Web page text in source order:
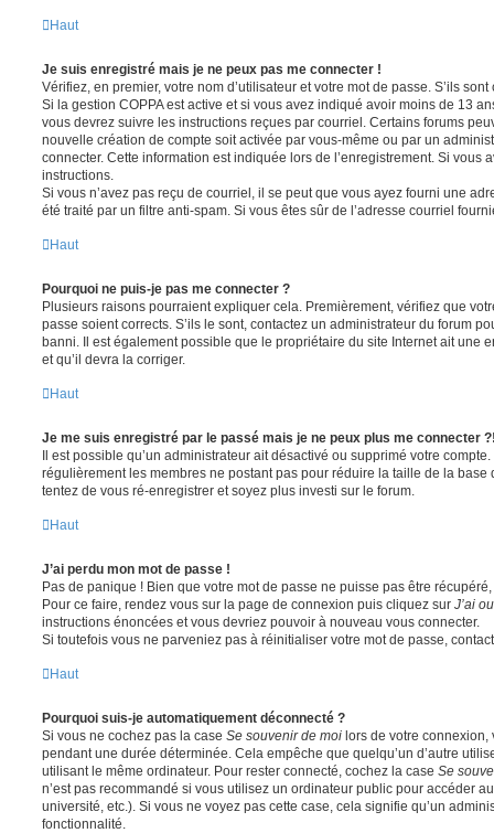
Haut
Je suis enregistré mais je ne peux pas me connecter !
Vérifiez, en premier, votre nom d’utilisateur et votre mot de passe. S’ils
Si la gestion COPPA est active et si vous avez indiqué avoir moins de 13
vous devrez suivre les instructions reçues par courriel. Certains forums
nouvelle création de compte soit activée par vous-même ou par un
connecter. Cette information est indiquée lors de l’enregistrement. Si vous
instructions.
Si vous n’avez pas reçu de courriel, il se peut que vous ayez fourni une
été traité par un filtre anti-spam. Si vous êtes sûr de l’adresse courriel
Haut
Pourquoi ne puis-je pas me connecter ?
Plusieurs raisons pourraient expliquer cela. Premièrement, vérifiez que
passe soient corrects. S’ils le sont, contactez un administrateur du forum
banni. Il est également possible que le propriétaire du site Internet ait une
et qu’il devra la corriger.
Haut
Je me suis enregistré par le passé mais je ne peux plus me connecter
Il est possible qu’un administrateur ait désactivé ou supprimé votre
régulièrement les membres ne postant pas pour réduire la taille de la base
tentez de vous ré-enregistrer et soyez plus investi sur le forum.
Haut
J’ai perdu mon mot de passe !
Pas de panique ! Bien que votre mot de passe ne puisse pas être
Pour ce faire, rendez vous sur la page de connexion puis cliquez sur J’ai
instructions énoncées et vous devriez pouvoir à nouveau vous connecter.
Si toutefois vous ne parveniez pas à réinitialiser votre mot de passe,
Haut
Pourquoi suis-je automatiquement déconnecté ?
Si vous ne cochez pas la case Se souvenir de moi lors de votre connexion,
pendant une durée déterminée. Cela empêche que quelqu’un d’autre
utilisant le même ordinateur. Pour rester connecté, cochez la case Se
n’est pas recommandé si vous utilisez un ordinateur public pour accéder
université, etc.). Si vous ne voyez pas cette case, cela signifie qu’un
fonctionnalité.